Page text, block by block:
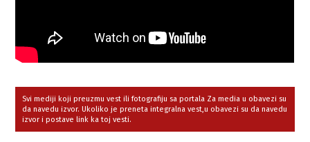
Svi mediji koji preuzmu vest ili fotografiju sa portala Za media u obavezi su
da navedu izvor. Ukoliko je preneta integralna vest,u obavezi su da navedu
izvor i postave link ka toj vesti.